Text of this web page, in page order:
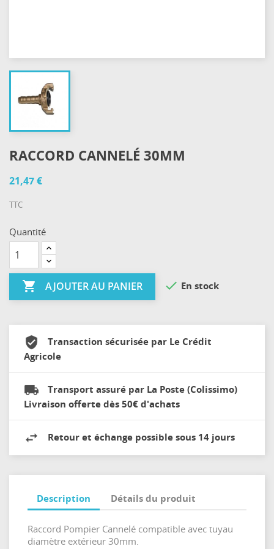
RACCORD CANNELÉ 30MM
21,47 €
TTC
Quantité
 AJOUTER AU PANIER  En stock
Transaction sécurisée par Le Crédit
Agricole
Transport assuré par La Poste (Colissimo)
Livraison offerte dès 50€ d'achats
Retour et échange possible sous 14 jours
Description Détails du produit
Raccord Pompier Cannelé compatible avec tuyau
diamètre extérieur 30mm.